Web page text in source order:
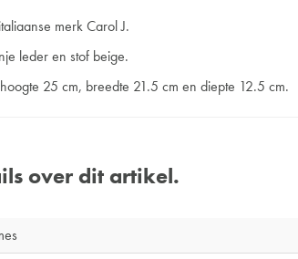
merk Carol J.
leder en stof beige.
25 cm, breedte 21.5 cm en diepte 12.5 cm.
over dit artikel.